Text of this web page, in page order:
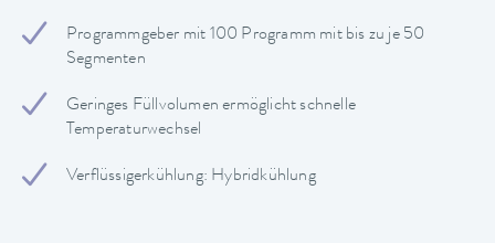
Programmgeber mit 100 Programm mit bis zu je 50
Segmenten
Geringes Füllvolumen ermöglicht schnelle
Temperaturwechsel
Verflüssigerkühlung: Hybridkühlung